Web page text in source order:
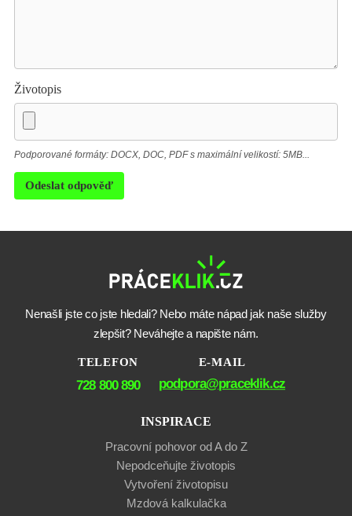
Životopis
Podporované formáty: DOCX, DOC, PDF s maximální velikostí: 5MB...
Odeslat odpověď
Nenašli jste co jste hledali? Nebo máte nápad jak naše služby
zlepšit? Neváhejte a napište nám.
TELEFON
728 800 890
E-MAIL
podpora@praceklik.cz
INSPIRACE
Pracovní pohovor od A do Z
Nepodceňujte životopis
Vytvoření životopisu
Mzdová kalkulačka